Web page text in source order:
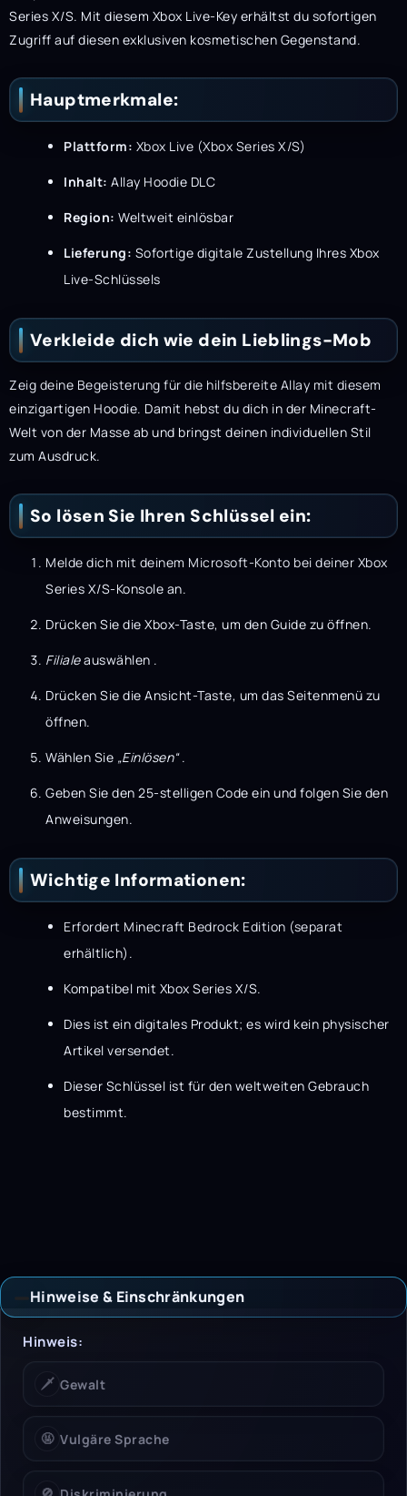
Series X/S. Mit diesem Xbox Live-Key erhältst du sofortigen
Zugriff auf diesen exklusiven kosmetischen Gegenstand.
Hauptmerkmale:
Plattform: Xbox Live (Xbox Series X/S)
Inhalt: Allay Hoodie DLC
Region: Weltweit einlösbar
Lieferung: Sofortige digitale Zustellung Ihres Xbox
Live-Schlüssels
Verkleide dich wie dein Lieblings-Mob
Zeig deine Begeisterung für die hilfsbereite Allay mit diesem
einzigartigen Hoodie. Damit hebst du dich in der Minecraft-
Welt von der Masse ab und bringst deinen individuellen Stil
zum Ausdruck.
So lösen Sie Ihren Schlüssel ein:
Melde dich mit deinem Microsoft-Konto bei deiner Xbox
Series X/S-Konsole an.
Drücken Sie die Xbox-Taste, um den Guide zu öffnen.
Filialeauswählen .
Drücken Sie die Ansicht-Taste, um das Seitenmenü zu
öffnen.
Wählen Sie „Einlösen“.
Geben Sie den 25-stelligen Code ein und folgen Sie den
Anweisungen.
Wichtige Informationen:
Erfordert Minecraft Bedrock Edition (separat
erhältlich).
Kompatibel mit Xbox Series X/S.
Dies ist ein digitales Produkt; es wird kein physischer
Artikel versendet.
Dieser Schlüssel ist für den weltweiten Gebrauch
bestimmt.
Hinweise & Einschränkungen
Hinweise &
Hinweis:
🗡️ Gewalt
🤬 Vulgäre Sprache